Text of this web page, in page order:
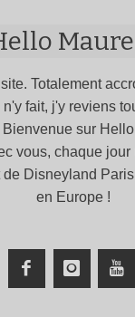
Totalement
fait, j'y reviens
sur
vous, chaque jour
de Disneyland
en Europe !